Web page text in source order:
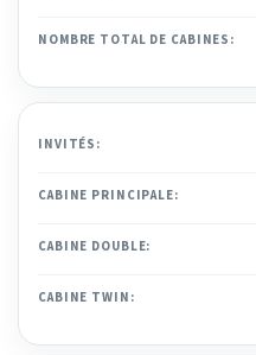
NOMBRE TOTAL DE CABINES:
INVITÉS:
CABINE PRINCIPALE:
CABINE DOUBLE:
CABINE TWIN: